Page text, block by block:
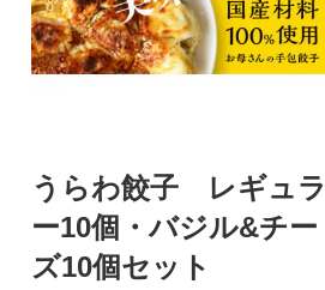
うらわ餃子 レギュラ
ー10個・バジル&チー
ズ10個セット